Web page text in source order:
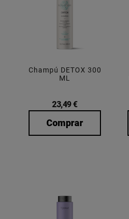
Champú DETOX 300
ML
23,49 €
Comprar